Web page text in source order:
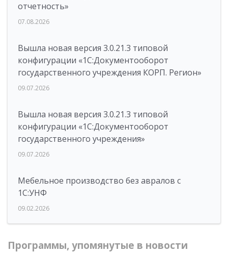
отчетность»
07.08.2026
Вышла новая версия 3.0.21.3 типовой
конфигурации «1С:Документооборот
государственного учреждения КОРП. Регион»
09.07.2026
Вышла новая версия 3.0.21.3 типовой
конфигурации «1С:Документооборот
государственного учреждения»
09.07.2026
Мебельное производство без авралов с
1С:УНФ
09.02.2026
Программы, упомянутые в новости